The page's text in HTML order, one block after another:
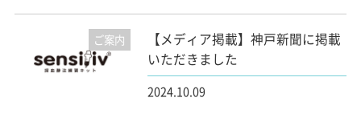
ご案内
【メディア掲載】神戸新聞に掲載
いただきました
2024.10.09